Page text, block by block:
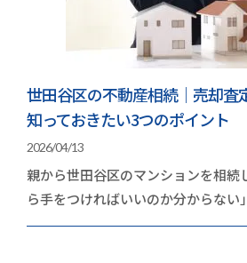
世田谷区の不動産相続｜売却査
知っておきたい3つのポイント
2026/04/13
親から世田谷区のマンションを相続
ら手をつければいいのか分からない
る方は多いのではないでしょうか